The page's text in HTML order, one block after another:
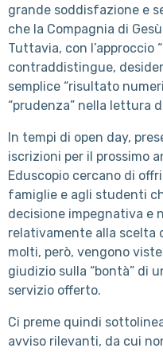
grande soddisfazione e
che la Compagnia di
Tuttavia, con l’approccio
contraddistingue,
semplice “risultato
“prudenza” nella lettura
In tempi di open day,
iscrizioni per il prossimo
Eduscopio cercano di
famiglie e agli studenti
decisione impegnativa e
relativamente alla scelta
molti, però, vengono
giudizio sulla “bontà” di
servizio offerto.
Ci preme quindi
avviso rilevanti, da cui